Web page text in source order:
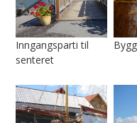
Inngangsparti til
senteret